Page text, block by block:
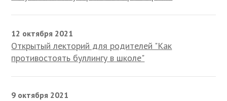
12 октября 2021
Открытый лекторий для родителей "Как
противостоять буллингу в школе"
9 октября 2021